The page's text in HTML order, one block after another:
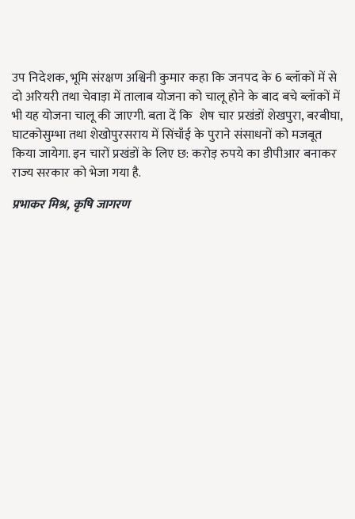
उप निदेशक, भूमि संरक्षण अश्विनी कुमार कहा कि जनपद के 6ब्लॉकों में से
दो अरियरी तथा चेवाड़ा में तालाब योजना को चालू होने के बाद बचे ब्लॉकों में
भी यह योजना चालू की जाएगी. बता दें कि शेष चार प्रखंडों शेखपुरा,बरबीघा,
घाटकोसुम्भा तथा शेखोपुरसराय में सिंचाँई के पुराने संसाधनों को मजबूत
किया जायेगा. इन चारों प्रखंडों के लिए छ: करोड़ रुपये का डीपीआर बनाकर
राज्य सरकार को भेजा गया है.
प्रभाकर मिश्र,कृषि जागरण